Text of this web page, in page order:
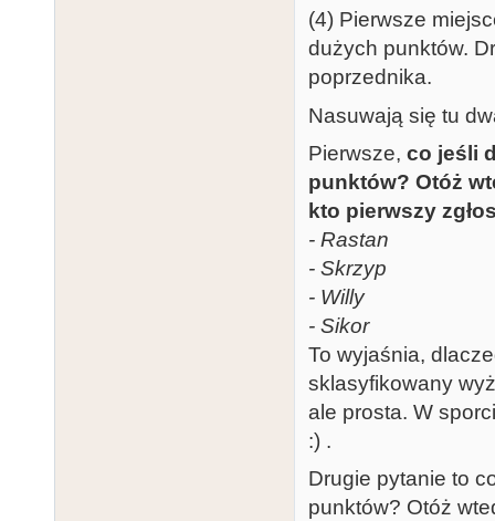
(4) Pierwsze
dużych punktów.
poprzednika.
Nasuwają się tu
Pierwsze, co jeśli
punktów? Otóż
kto pierwszy
- Rastan
- Skrzyp
- Willy
- Sikor
To wyjaśnia,
sklasyfikowany
ale prosta. W
:) .
Drugie pytanie to
punktów? Otóż